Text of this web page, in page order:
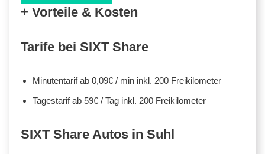
+ Vorteile & Kosten
Tarife bei SIXT Share
Minutentarif ab 0,09€ / min inkl. 200 Freikilometer
Tagestarif ab 59€ / Tag inkl. 200 Freikilometer
SIXT Share Autos in Suhl